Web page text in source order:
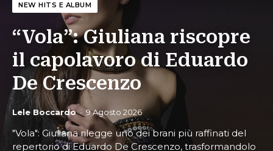
NEW HITS E ALBUM
“Vola”: Giuliana riscopre
il capolavoro di Eduardo
De Crescenzo
Lele Boccardo - 9 Agosto 2026
"Vola": Giuliana rilegge uno dei brani più raffinati del
repertorio di Eduardo De Crescenzo, trasformandolo